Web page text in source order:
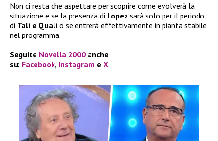
Non ci resta che aspettare per scoprire come evolverà la
situazione e se la presenza di Lopez sarà solo per il periodo
di Tali e Quali o se entrerà effettivamente in pianta stabile
nel programma.
Seguite Novella 2000 anche
su: Facebook, Instagram e X.